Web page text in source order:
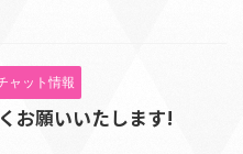
ャット情報
お願いいたします!